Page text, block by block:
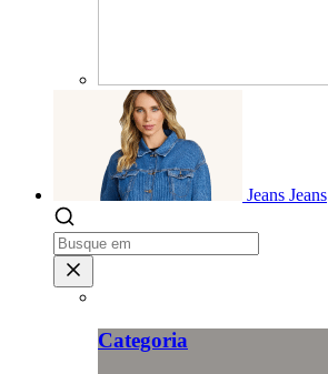
Jeans Jeans
Categoria